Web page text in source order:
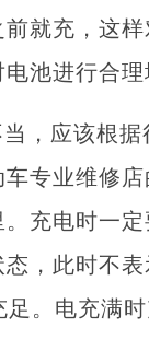
就充，这
池进行合
，应该根
专业维修
充电时一
，此时不
。电充满